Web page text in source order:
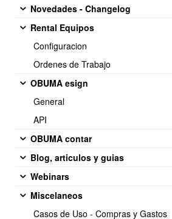
Novedades - Changelog
Rental Equipos
Configuracion
Ordenes de Trabajo
OBUMA esign
General
API
OBUMA contar
Blog, articulos y guias
Webinars
Miscelaneos
Casos de Uso - Compras y Gastos